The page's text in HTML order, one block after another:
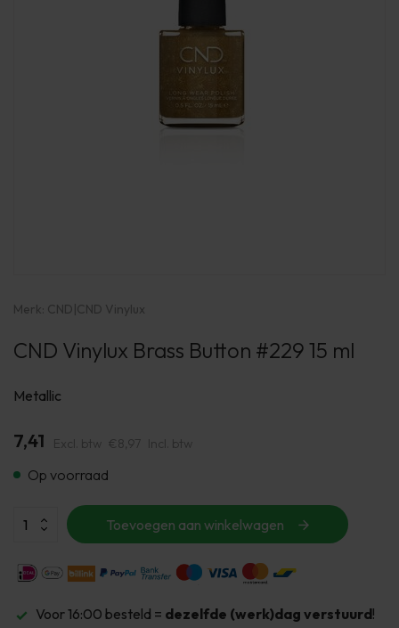
Merk: CND|CND Vinylux
CND Vinylux Brass Button #229 15 ml
Metallic
7,41 Excl. btw €8,97 Incl. btw
Op voorraad
Toevoegen aan winkelwagen
Voor 16:00 besteld = dezelfde (werk)dag verstuurd!